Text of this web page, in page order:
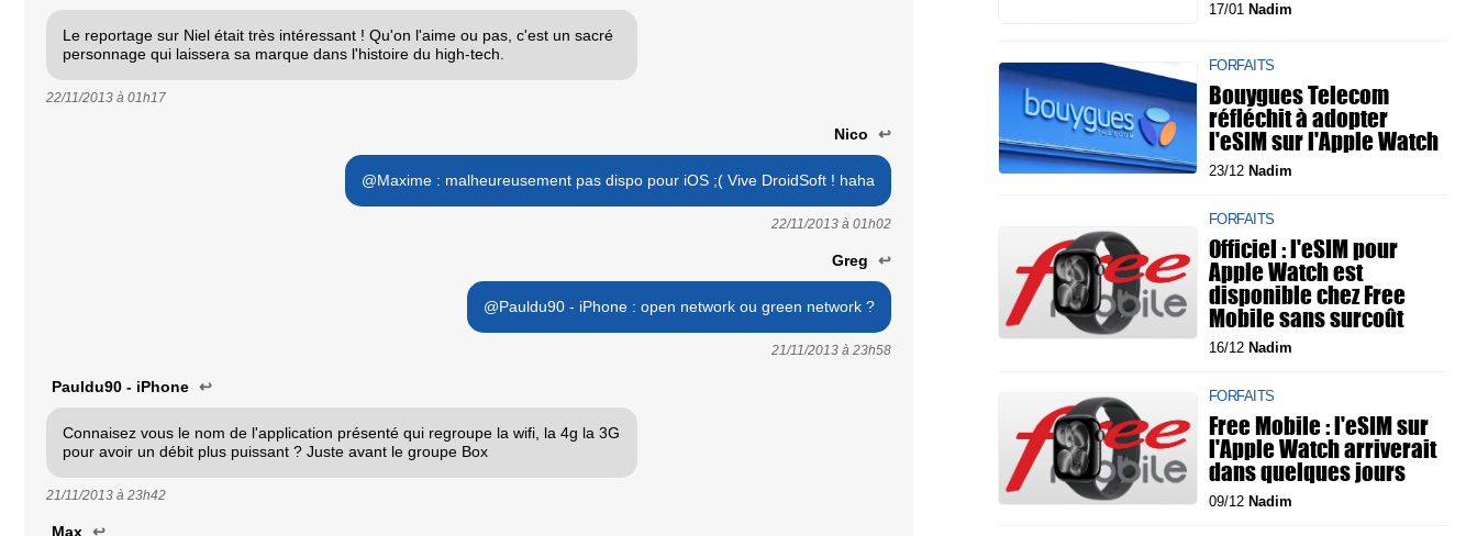
Le reportage sur Niel était très intéressant ! Qu'on l'aime ou pas, c'est un sacré
personnage qui laissera sa marque dans l'histoire du high-tech.
22/11/2013 à 01h17
Nico ↩
@Maxime : malheureusement pas dispo pour iOS ;( Vive DroidSoft ! haha
22/11/2013 à 01h02
Greg ↩
@Pauldu90 - iPhone : open network ou green network ?
21/11/2013 à 23h58
Pauldu90 - iPhone ↩
Connaisez vous le nom de l'application présenté qui regroupe la wifi, la 4g la 3G
pour avoir un débit plus puissant ? Juste avant le groupe Box
21/11/2013 à 23h42
Max ↩
17/01 Nadim
FORFAITS
Bouygues Telecom
réfléchit à adopter
l'eSIM sur l'Apple Watch
23/12 Nadim
FORFAITS
Officiel : l'eSIM pour
Apple Watch est
disponible chez Free
Mobile sans surcoût
16/12 Nadim
FORFAITS
Free Mobile : l'eSIM sur
l'Apple Watch arriverait
dans quelques jours
09/12 Nadim